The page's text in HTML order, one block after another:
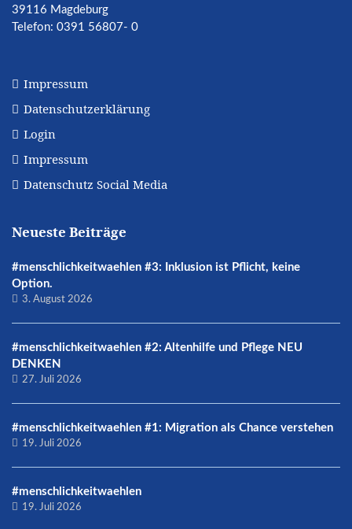
39116 Magdeburg
Telefon: 0391 56807- 0
Impressum
Datenschutzerklärung
Login
Impressum
Datenschutz Social Media
Neueste Beiträge
#menschlichkeitwaehlen #3: Inklusion ist Pflicht, keine
Option.
3. August 2026
#menschlichkeitwaehlen #2: Altenhilfe und Pflege NEU
DENKEN
27. Juli 2026
#menschlichkeitwaehlen #1: Migration als Chance verstehen
19. Juli 2026
#menschlichkeitwaehlen
19. Juli 2026